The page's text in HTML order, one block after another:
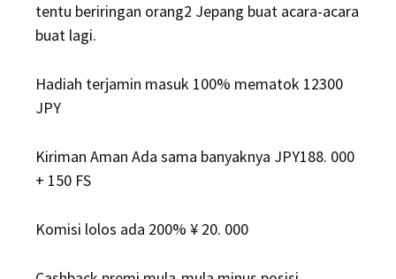
tentu beriringan orang2 Jepang buat acara-acara
buat lagi.
Hadiah terjamin masuk 100% mematok 12300
JPY
Kiriman Aman Ada sama banyaknya JPY188. 000
+ 150 FS
Komisi lolos ada 200% ¥ 20. 000